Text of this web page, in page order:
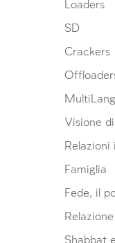
Loaders
SD
Crackers
MultiLang
Visione
Relazioni
Famiglia
Fede, il